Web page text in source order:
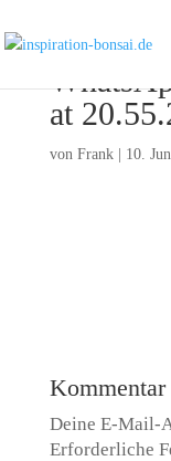
at
von Frank| 10.
Kommentar
Deine E-Mail-
Erforderliche